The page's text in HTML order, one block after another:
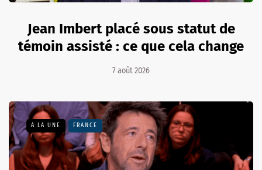
Jean Imbert placé sous statut de
témoin assisté : ce que cela change
7 août 2026
A LA UNE FRANCE